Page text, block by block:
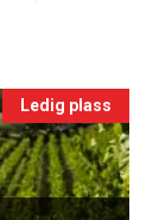
Ledig plass